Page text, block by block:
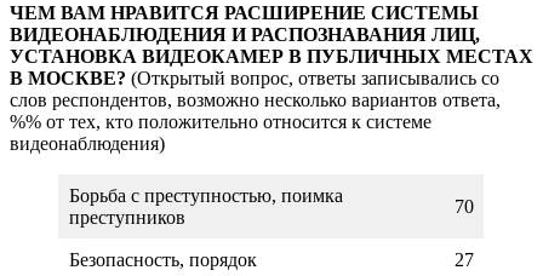
ЧЕМ ВАМ НРАВИТСЯ РАСШИРЕНИЕ СИСТЕМЫ
ВИДЕОНАБЛЮДЕНИЯ И РАСПОЗНАВАНИЯ ЛИЦ,
УСТАНОВКА ВИДЕОКАМЕР В ПУБЛИЧНЫХ МЕСТАХ
В МОСКВЕ? (Открытый вопрос, ответы записывались со
слов респондентов, возможно несколько вариантов ответа,
%% от тех, кто положительно относится к системе
видеонаблюдения)
Борьба с преступностью, поимка
преступников
70
Безопасность, порядок 27